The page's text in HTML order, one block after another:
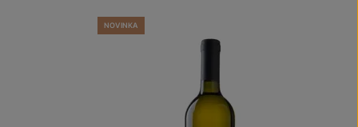
NOVINKA